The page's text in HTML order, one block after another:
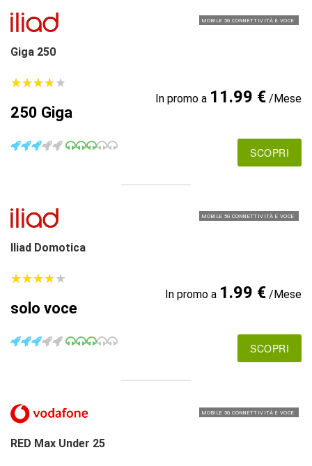
MOBILE 5G CONNETTIVITÀ E VOCE
Giga 250
★★★★★
★★★★★
250 Giga
In promo a 11.99 €/Mese
SCOPRI
MOBILE 5G CONNETTIVITÀ E VOCE
Iliad Domotica
★★★★★
★★★★★
solo voce
In promo a 1.99 €/Mese
SCOPRI
MOBILE 5G CONNETTIVITÀ E VOCE
RED Max Under 25